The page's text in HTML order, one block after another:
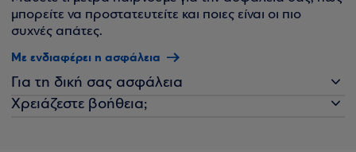
μπορείτε να προστατευτείτε και ποιες είναι οι πιο
συχνές απάτες.
Με ενδιαφέρει η ασφάλεια
Για τη δική σας ασφάλεια
Χρειάζεστε βοήθεια;